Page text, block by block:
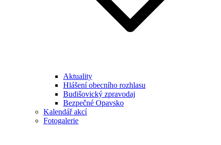
Aktuality
Hlášení obecního rozhlasu
Budišovický zpravodaj
Bezpečné Opavsko
Kalendář akcí
Fotogalerie